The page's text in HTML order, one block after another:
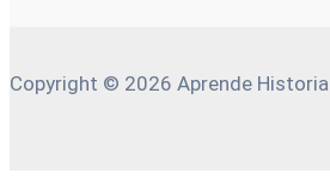
Copyright © 2026 Aprende Historia